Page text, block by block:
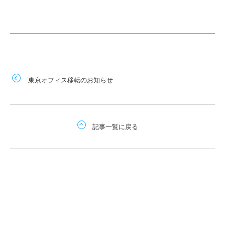
東京オフィス移転のお知らせ
記事一覧に戻る